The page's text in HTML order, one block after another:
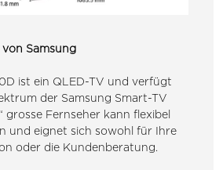
von Samsung
ist ein QLED-TV und verfügt
der Samsung Smart-TV
grosse Fernseher kann flexibel
und eignet sich sowohl für Ihre
oder die Kundenberatung.